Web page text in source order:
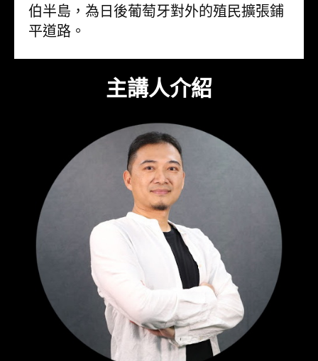
伯半島，為日後葡萄牙對外的殖民擴張鋪
平道路。
主講人介紹